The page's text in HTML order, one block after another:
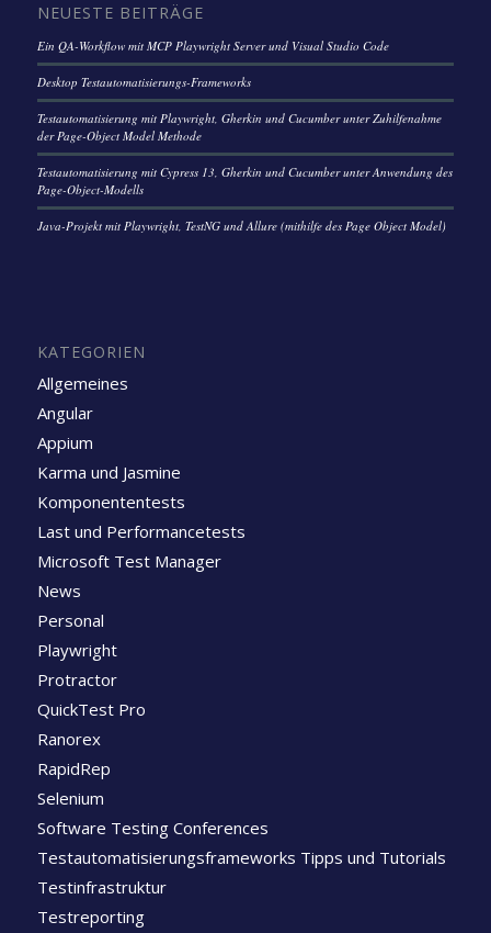
NEUESTE BEITRÄGE
Ein QA-Workflow mit MCP Playwright Server und Visual Studio Code
Desktop Testautomatisierungs-Frameworks
Testautomatisierung mit Playwright, Gherkin und Cucumber unter Zuhilfenahme
der Page-Object Model Methode
Testautomatisierung mit Cypress 13, Gherkin und Cucumber unter Anwendung des
Page-Object-Modells
Java-Projekt mit Playwright, TestNG und Allure (mithilfe des Page Object Model)
KATEGORIEN
Allgemeines
Angular
Appium
Karma und Jasmine
Komponententests
Last und Performancetests
Microsoft Test Manager
News
Personal
Playwright
Protractor
QuickTest Pro
Ranorex
RapidRep
Selenium
Software Testing Conferences
Testautomatisierungsframeworks Tipps und Tutorials
Testinfrastruktur
Testreporting